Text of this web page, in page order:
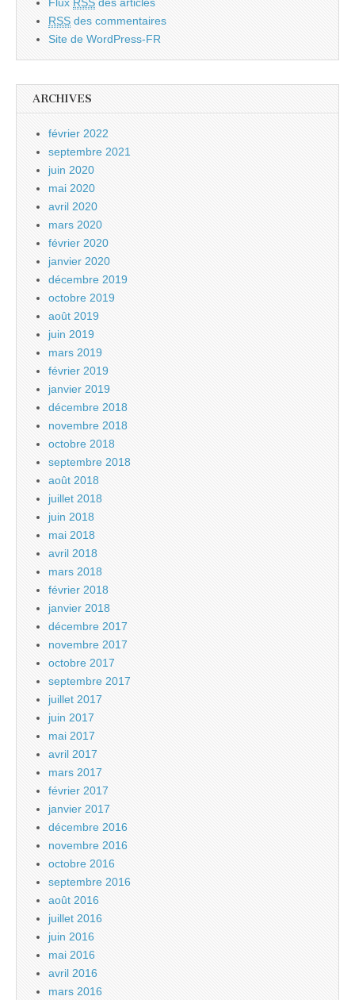
Flux RSS des articles
RSS des commentaires
Site de WordPress-FR
ARCHIVES
février 2022
septembre 2021
juin 2020
mai 2020
avril 2020
mars 2020
février 2020
janvier 2020
décembre 2019
octobre 2019
août 2019
juin 2019
mars 2019
février 2019
janvier 2019
décembre 2018
novembre 2018
octobre 2018
septembre 2018
août 2018
juillet 2018
juin 2018
mai 2018
avril 2018
mars 2018
février 2018
janvier 2018
décembre 2017
novembre 2017
octobre 2017
septembre 2017
juillet 2017
juin 2017
mai 2017
avril 2017
mars 2017
février 2017
janvier 2017
décembre 2016
novembre 2016
octobre 2016
septembre 2016
août 2016
juillet 2016
juin 2016
mai 2016
avril 2016
mars 2016